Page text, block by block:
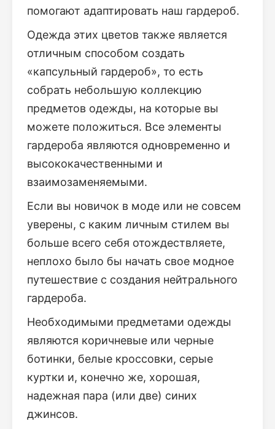
помогают адаптировать наш гардероб.
Одежда этих цветов также является
отличным способом создать
«капсульный гардероб», то есть
собрать небольшую коллекцию
предметов одежды, на которые вы
можете положиться. Все элементы
гардероба являются одновременно и
высококачественными и
взаимозаменяемыми.
Если вы новичок в моде или не совсем
уверены, с каким личным стилем вы
больше всего себя отождествляете,
неплохо было бы начать свое модное
путешествие с создания нейтрального
гардероба.
Необходимыми предметами одежды
являются коричневые или черные
ботинки, белые кроссовки, серые
куртки и, конечно же, хорошая,
надежная пара (или две) синих
джинсов.